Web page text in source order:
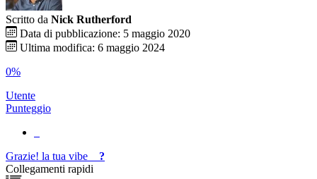
Scritto da Nick Rutherford
Data di pubblicazione: 5 maggio 2020
Ultima modifica: 6 maggio 2024
0%
Utente
Punteggio
Grazie! la tua vibe
?
Collegamenti rapidi